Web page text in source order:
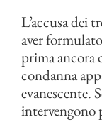
L’accusa dei
aver
prima ancora
condanna
evanescente.
intervengono